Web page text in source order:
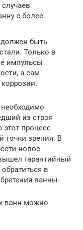
с более
должен быть
Только в
импульсы
а сам
из строя
этот процесс
точки зрения. В
новое
гарантийный
в
ванны.
ванн можно